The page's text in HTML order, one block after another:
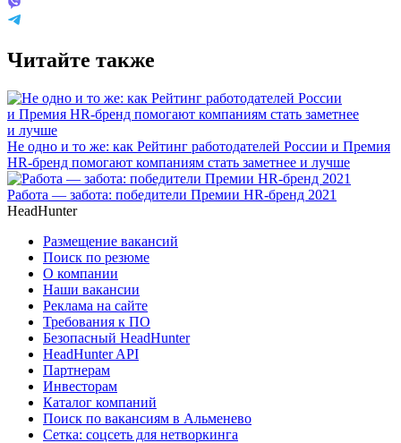
Читайте также
Не одно и то же: как Рейтинг работодателей России и Премия
HR-бренд помогают компаниям стать заметнее и лучше
Работа — забота: победители Премии HR-бренд 2021
HeadHunter
Размещение вакансий
Поиск по резюме
О компании
Наши вакансии
Реклама на сайте
Требования к ПО
Безопасный HeadHunter
HeadHunter API
Партнерам
Инвесторам
Каталог компаний
Поиск по вакансиям в Альменево
Сетка: соцсеть для нетворкинга